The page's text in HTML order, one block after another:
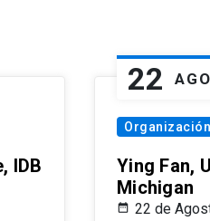
IDB
22 AGO
Ying Fan,
Michigan
22 de